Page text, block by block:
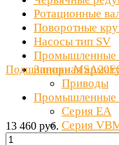
Ротационные
Поворотные
Насосы тип SV
Промышленные
Запорная
Приводы
Промышленные
Серия EA
Серия
Подшипники
13 460 руб.